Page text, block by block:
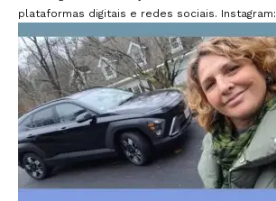
plataformas digitais e redes sociais. Instagram: